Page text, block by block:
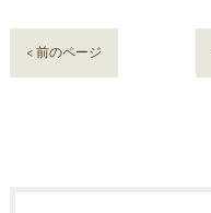
< 前のページ